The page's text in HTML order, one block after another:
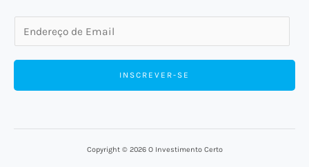
m
a
INSCREVER-SE
Copyright © 2026 O Investimento Certo